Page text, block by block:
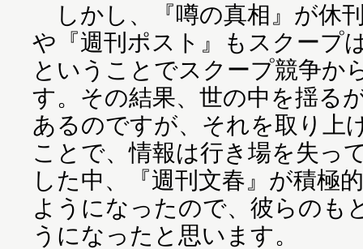
しかし、『噂の真相』が休
や『週刊ポスト』もスクープ
ということでスクープ競争か
す。その結果、世の中を揺る
あるのですが、それを取り上
ことで、情報は行き場を失っ
した中、『週刊文春』が積極
ようになったので、彼らのも
うになったと思います。